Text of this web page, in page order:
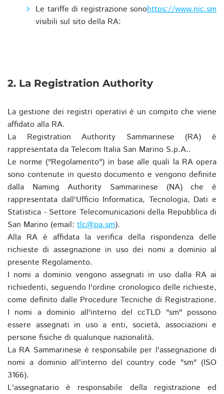
Le tariffe di registrazione sono
visibili sul sito della RA:
https://www.nic.sm
2. La Registration Authority
La gestione dei registri operativi è un compito che viene
affidato alla RA.
La Registration Authority Sammarinese (RA) è
rappresentata da Telecom Italia San Marino S.p.A..
Le norme ("Regolamento") in base alle quali la RA opera
sono contenute in questo documento e vengono definite
dalla Naming Authority Sammarinese (NA) che è
rappresentata dall'Ufficio Informatica, Tecnologia, Dati e
Statistica - Settore Telecomunicazioni della Repubblica di
San Marino (email: tlc@pa.sm).
Alla RA è affidata la verifica della rispondenza delle
richieste di assegnazione in uso dei nomi a dominio al
presente Regolamento.
I nomi a dominio vengono assegnati in uso dalla RA ai
richiedenti, seguendo l'ordine cronologico delle richieste,
come definito dalle Procedure Tecniche di Registrazione.
I nomi a dominio all'interno del ccTLD "sm" possono
essere assegnati in uso a enti, società, associazioni e
persone fisiche di qualunque nazionalità.
La RA Sammarinese è responsabile per l'assegnazione di
nomi a dominio all'interno del country code "sm" (ISO
3166).
L'assegnatario è responsabile della registrazione ed